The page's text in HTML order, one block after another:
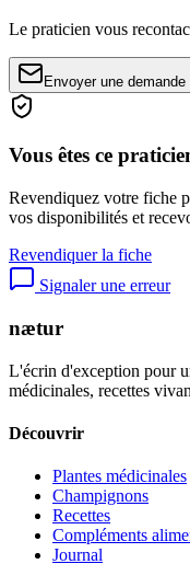
Le praticien vous
Envoyer une demande
Vous êtes ce
Revendiquez votre fiche
vos disponibilités et
Revendiquer la fiche
Signaler une erreur
nætur
L'écrin d'exception pour
médicinales, recettes
Découvrir
Plantes médicinales
Champignons
Recettes
Compléments
Journal